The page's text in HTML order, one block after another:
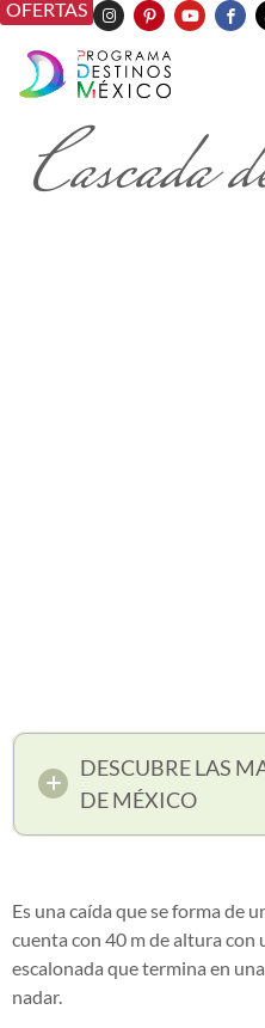
OFERTAS
Cascada
DESCUBRE LAS
DE MÉXICO
Es una caída que se forma de
cuenta con 40 m de altura con
escalonada que termina en
nadar.